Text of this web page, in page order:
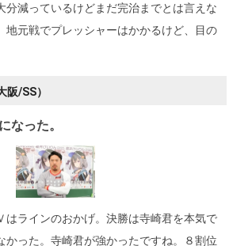
分減っているけどまだ完治までとは言えな
地元戦でプレッシャーはかかるけど、目の
阪/SS）
なった。
ラインのおかげ。決勝は寺崎君を本気で
かった。寺崎君が強かったですね。８割位